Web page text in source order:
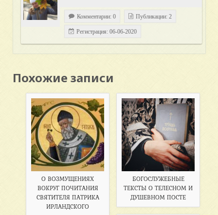
Комментарии: 0 Публикации: 2
Регистрация: 06-06-2020
Похожие записи
О ВОЗМУЩЕНИЯХ
ВОКРУГ ПОЧИТАНИЯ
СВЯТИТЕЛЯ ПАТРИКА
ИРЛАНДСКОГО
БОГОСЛУЖЕБНЫЕ
ТЕКСТЫ О ТЕЛЕСНОМ И
ДУШЕВНОМ ПОСТЕ